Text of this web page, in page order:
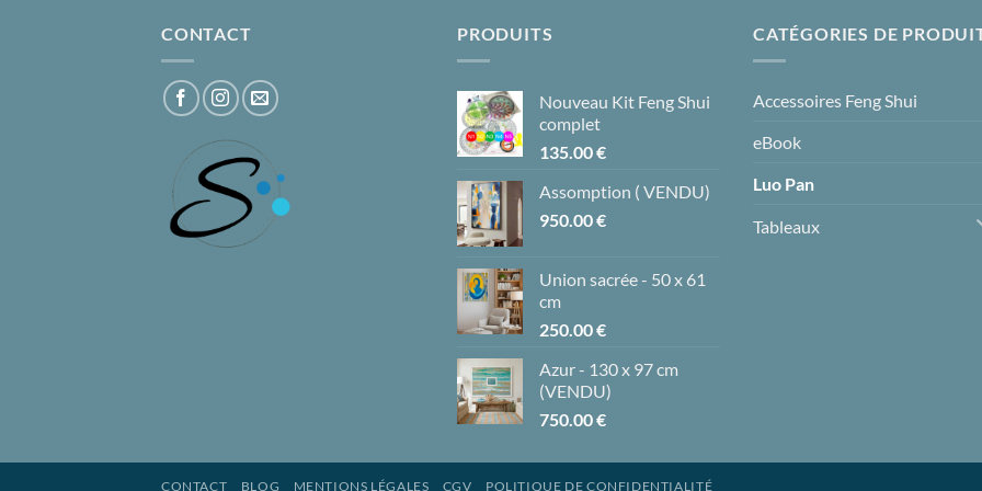
CONTACT PRODUITS
Nouveau Kit Feng Shui
complet
135.00€
Assomption ( VENDU)
950.00€
Union sacrée - 50 x 61
cm
250.00€
Azur - 130 x 97 cm
(VENDU)
750.00€
CATÉGORIES DE
Accessoires Feng Shui
eBook
Luo Pan
Tableaux
CONTACT BLOG MENTIONS LÉGALES CGV POLITIQUE DE CONFIDENTIALITÉ